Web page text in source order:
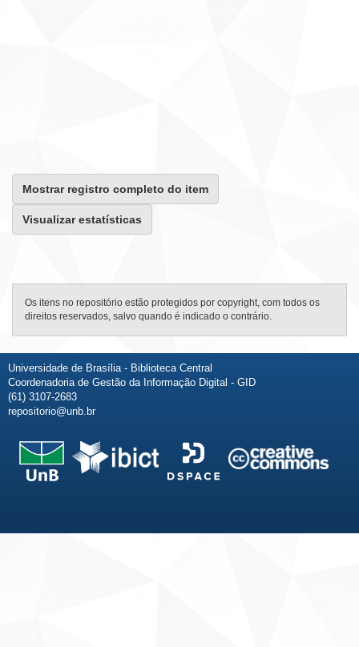
Mostrar registro completo do item
Visualizar estatísticas
Os itens no repositório estão protegidos por copyright, com todos os
direitos reservados, salvo quando é indicado o contrário.
Universidade de Brasília - Biblioteca Central
Coordenadoria de Gestão da Informação Digital - GID
(61) 3107-2683
repositorio@unb.br